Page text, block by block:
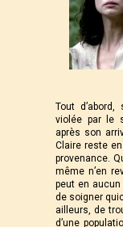
Tout
violée par le
après son
Claire reste
provenance.
même n’en
peut en
de soigner
ailleurs, de
d’une